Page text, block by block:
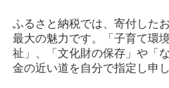
ふるさと納税では、寄付した
最大の魅力です。「子育て環
祉」、「文化財の保存」や「
金の近い道を自分で指定し申